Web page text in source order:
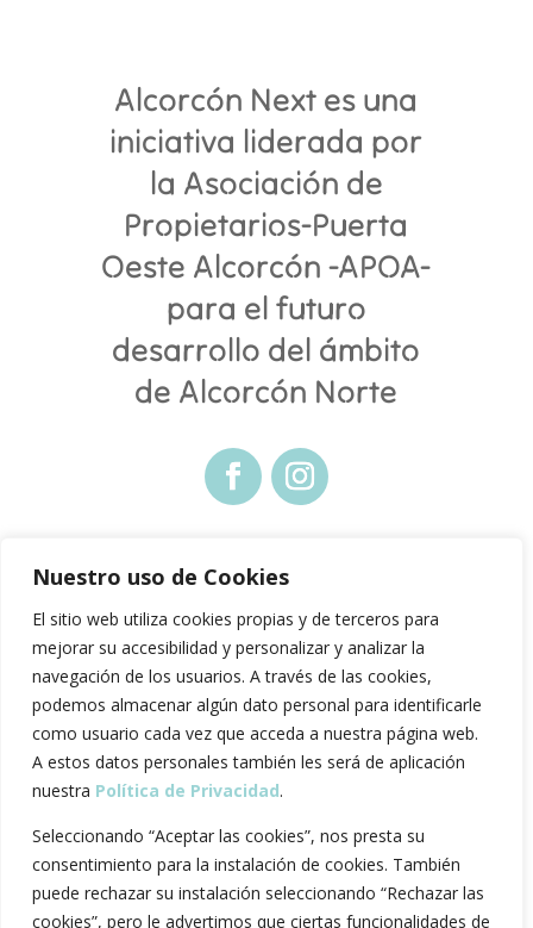
Nuestro uso de Cookies
El sitio web utiliza cookies propias y de terceros para
mejorar su accesibilidad y personalizar y analizar la
navegación de los usuarios. A través de las cookies,
podemos almacenar algún dato personal para identificarle
como usuario cada vez que acceda a nuestra página web.
A estos datos personales también les será de aplicación
nuestra Política de Privacidad.
Seleccionando “Aceptar las cookies”, nos presta su
consentimiento para la instalación de cookies. También
puede rechazar su instalación seleccionando “Rechazar las
cookies”, pero le advertimos que ciertas funcionalidades de
Alcorcón Next es una
iniciativa liderada por
la Asociación de
Propietarios-Puerta
Oeste Alcorcón -APOA-
para el futuro
desarrollo del ámbito
de Alcorcón Norte
AVISO LEGAL
POLÍTICA DE COOKIES
POLÍTICA DE PRIVACIDAD